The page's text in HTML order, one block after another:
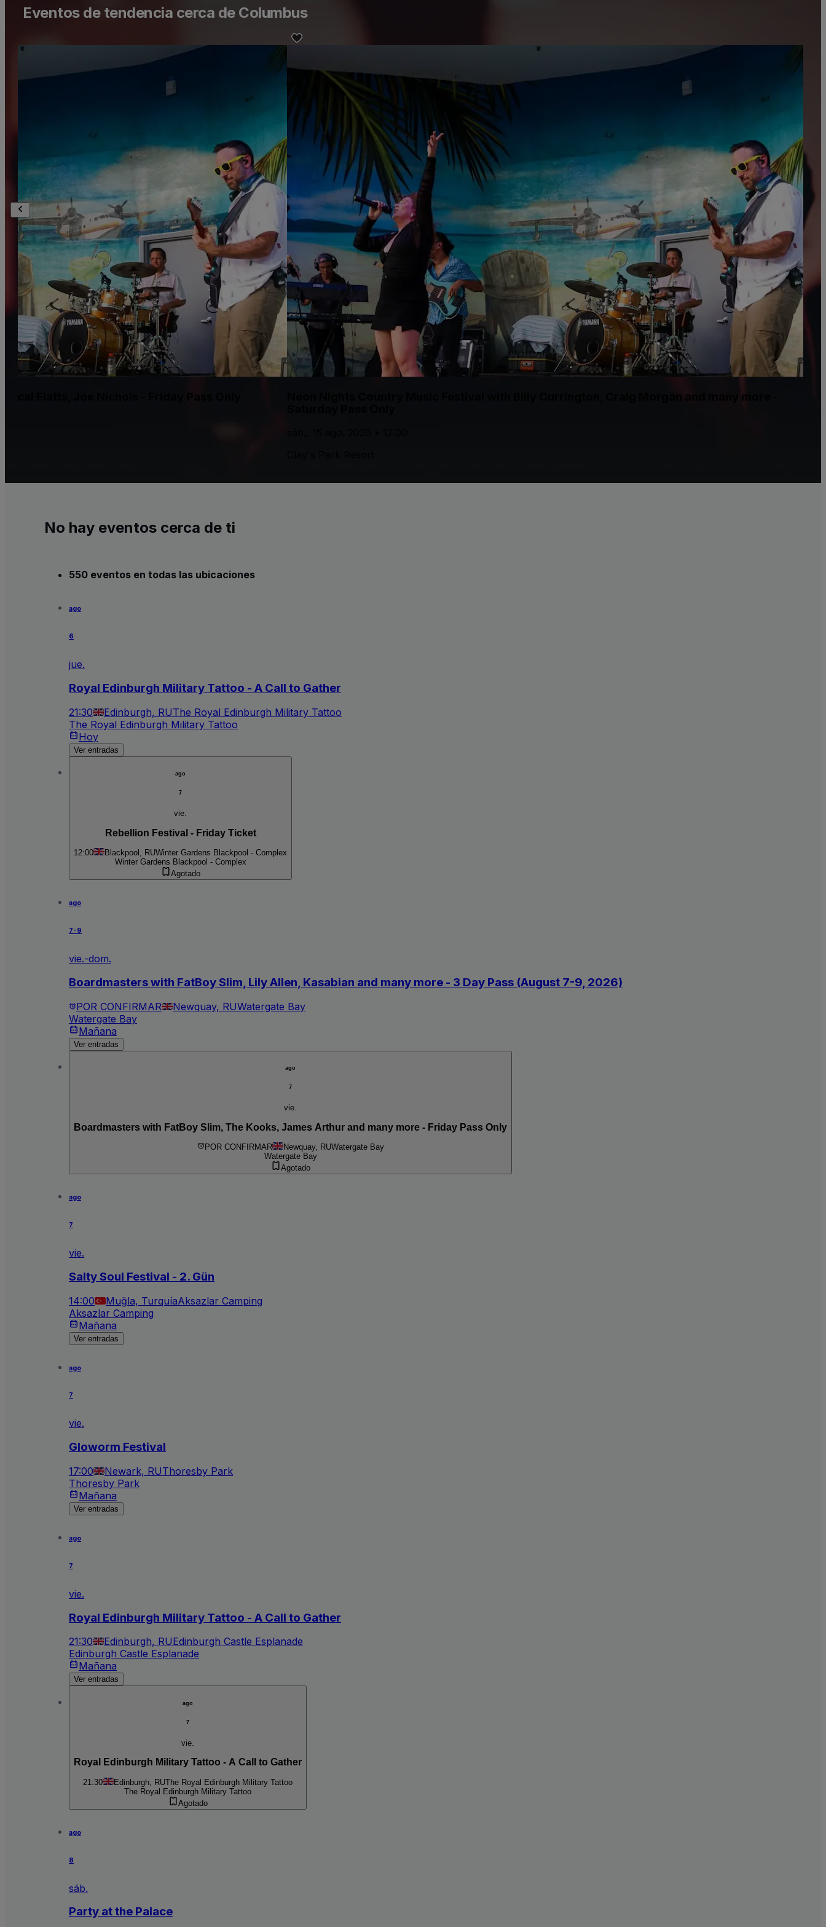
Eventos de tendencia cerca de Columbus
Neon Nights Country Music Festival with Billy Currington, Craig Morgan and many more -
No hay eventos cerca de ti
550 eventos en todas las ubicaciones
ago
6
jue.
Royal Edinburgh Military Tattoo - A Call to Gather
21:30 Edinburgh, RUThe Royal Edinburgh Military Tattoo
The Royal Edinburgh Military Tattoo
Hoy
Ver entradas
ago
7
vie.
Rebellion Festival - Friday Ticket
12:00 Blackpool, RUWinter Gardens Blackpool - Complex
Winter Gardens Blackpool - Complex
Agotado
ago
7-9
vie.-dom.
Boardmasters with FatBoy Slim, Lily Allen, Kasabian and many more - 3 Day Pass (August 7-9, 2026)
POR CONFIRMAR Newquay, RUWatergate Bay
Watergate Bay
Mañana
Ver entradas
ago
7
vie.
Boardmasters with FatBoy Slim, The Kooks, James Arthur and many more - Friday Pass Only
POR CONFIRMAR Newquay, RUWatergate Bay
Watergate Bay
Agotado
ago
7
vie.
Salty Soul Festival - 2. Gün
14:00 Muğla, TurquíaAksazlar Camping
Aksazlar Camping
Mañana
Ver entradas
ago
7
vie.
Gloworm Festival
17:00 Newark, RUThoresby Park
Thoresby Park
Mañana
Ver entradas
ago
7
vie.
Royal Edinburgh Military Tattoo - A Call to Gather
21:30 Edinburgh, RUEdinburgh Castle Esplanade
Edinburgh Castle Esplanade
Mañana
Ver entradas
ago
7
vie.
Royal Edinburgh Military Tattoo - A Call to Gather
21:30 Edinburgh, RUThe Royal Edinburgh Military Tattoo
The Royal Edinburgh Military Tattoo
Agotado
ago
8
sáb.
Party at the Palace